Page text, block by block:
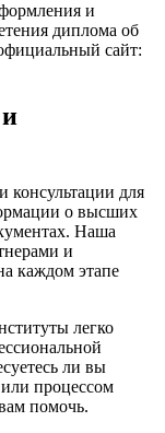
и
диплома об
сайт:
для
о высших
Наша
и
каждом этапе
легко
ли вы
процессом
помочь.